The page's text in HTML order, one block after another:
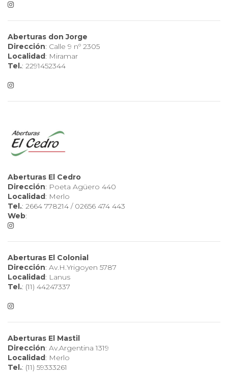
Aberturas don Jorge
Dirección: Calle 9 nº 2305
Localidad: Miramar
Tel.: 2291452344
Aberturas El Cedro
Dirección: Poeta Agüero 440
Localidad: Merlo
Tel.: 2664 778214 / 02656 474 443
Web:
Aberturas El Colonial
Dirección: Av.H.Yrigoyen 5787
Localidad: Lanus
Tel.: (11) 44247337
Aberturas El Mastil
Dirección: Av.Argentina 1319
Localidad: Merlo
Tel.: (11) 59333261